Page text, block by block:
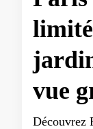
limité
vue
Découvrez